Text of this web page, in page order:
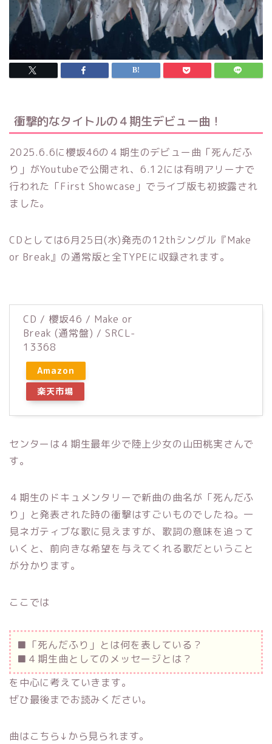
衝撃的なタイトルの４期生デビュー曲！
2025.6.6に櫻坂46の４期生のデビュー曲「死んだふ
り」がYoutubeで公開され、6.12には有明アリーナで
行われた「First Showcase」でライブ版も初披露され
ました。
CDとしては6月25日(水)発売の12thシングル『Make
or Break』の通常版と全TYPEに収録されます。
CD / 櫻坂46 / Make or
Break (通常盤) / SRCL-
13368
Amazon
楽天市場
センターは４期生最年少で陸上少女の山田桃実さんで
す。
４期生のドキュメンタリーで新曲の曲名が「死んだふ
り」と発表された時の衝撃はすごいものでしたね。一
見ネガティブな歌に見えますが、歌詞の意味を追って
いくと、前向きな希望を与えてくれる歌だということ
が分かります。
ここでは
■「死んだふり」とは何を表している？
■４期生曲としてのメッセージとは？
を中心に考えていきます。
ぜひ最後までお読みください。
曲はこちら↓から見られます。